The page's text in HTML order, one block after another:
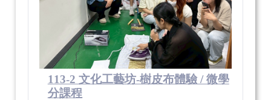
113-2 文化工藝坊-樹皮布體驗 / 微學
分課程